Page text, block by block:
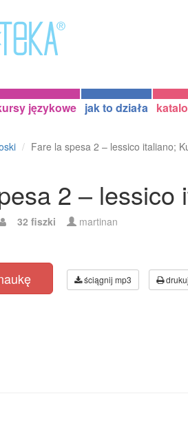
językowe jak to działa
Fare la spesa 2 – lessico italiano;
2 – lessico
32 fiszki martinan
ściągnij mp3 drukuj